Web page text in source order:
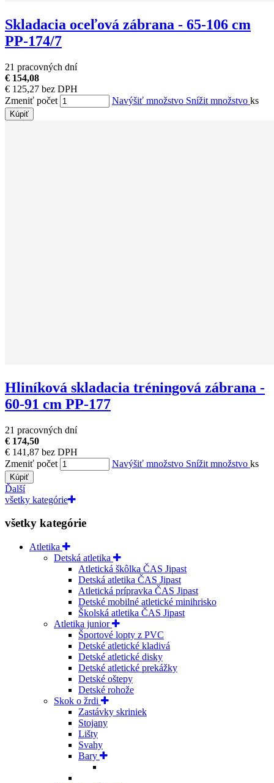
Skladacia oceľová zábrana - 65-106 cm
PP-174/7
21 pracovných dní
€ 154,08
€ 125,27 bez DPH
Zmeniť počet
Navýšiť množstvo Snížit množstvo ks
Kúpiť
Hliníková skladacia tréningová zábrana -
60-91 cm PP-177
21 pracovných dní
€ 174,50
€ 141,87 bez DPH
Zmeniť počet
Navýšiť množstvo Snížit množstvo ks
Kúpiť
Ďalší
všetky kategórie
všetky kategórie
Atletika
Detská atletika
Atletická škôlka ČAS Jipast
Detská atletika ČAS Jipast
Atletická prípravka ČAS Jipast
Detské mobilné atletické minihrisko
Školská atletika ČAS Jipast
Atletika junior
Športové lopty z PVC
Detské atletické kladivá
Detské atletické disky
Detské atletické prekážky
Detské oštepy
Detské rohože
Skok o žrdi
Zastávky skriniek
Stojany
Lišty
Svahy
Bary